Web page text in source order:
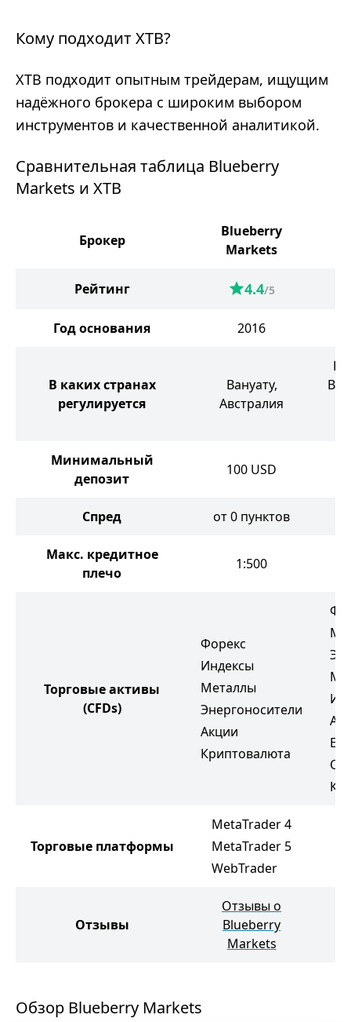
Кому подходит XTB?
XTB подходит опытным трейдерам, ищущим
надёжного брокера с широким выбором
инструментов и качественной аналитикой.
Сравнительная таблица Blueberry
Markets и XTB
Брокер
Blueberry
Markets
Рейтинг 4.4/5
Год основания 2016
В каких странах
регулируется
Вануату,
Австралия
Минимальный
депозит
100 USD
Спред от 0 пунктов
Макс. кредитное
плечо
1:500
Торговые активы
(CFDs)
Форекс
Индексы
Металлы
Энергоносители
Акции
Криптовалюта
ETF
Торговые платформы
MetaTrader 4
MetaTrader 5
WebTrader
Отзывы
Отзывы о
Blueberry
Markets
Обзор Blueberry Markets